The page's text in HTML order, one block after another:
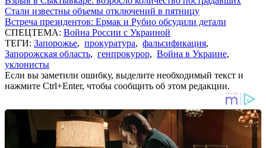
Стали известны объемы отключений в пятницу
Встреча президентов: Ермак и Рубио обсудили детали
СПЕЦТЕМА: Война России с Украиной
ТЕГИ: Запорожье, прокуратура, фальсификация,
Запорожская область, генпрокурор, Война в Украине,
уклонисты
Если вы заметили ошибку, выделите необходимый текст и
нажмите Ctrl+Enter, чтобы сообщить об этом редакции.